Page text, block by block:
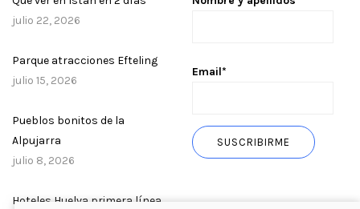
julio 22, 2026
Parque atracciones Efteling
julio 15, 2026
Pueblos bonitos de la
Alpujarra
julio 8, 2026
Hoteles Huelva primera línea
Email*